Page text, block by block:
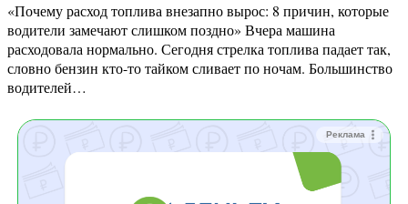
«Почему расход топлива внезапно вырос: 8 причин, которые
водители замечают слишком поздно» Вчера машина
расходовала нормально. Сегодня стрелка топлива падает так,
словно бензин кто-то тайком сливает по ночам. Большинство
водителей…
Реклама